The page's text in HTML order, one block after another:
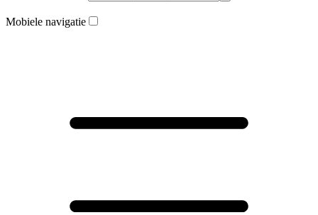
Mobiele navigatie